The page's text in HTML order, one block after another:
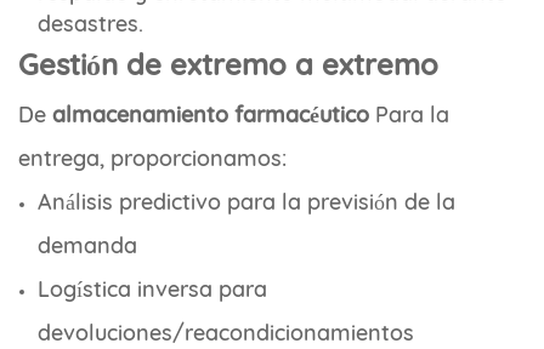
desastres.
Gestión de extremo a extremo
De almacenamiento farmacéutico Para la
entrega, proporcionamos:
Análisis predictivo para la previsión de la
demanda
Logística inversa para
devoluciones/reacondicionamientos